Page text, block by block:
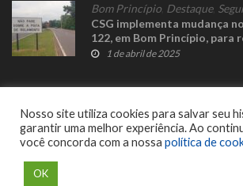
Bom Princípio Destaque,
CSG implementa mudança
122, em Bom Princípio, para
segurança viária
1 de abril de 2025
Nosso site utiliza cookies para salvar seu
garantir uma melhor experiência. Ao
você concorda com a nossa política de
OK